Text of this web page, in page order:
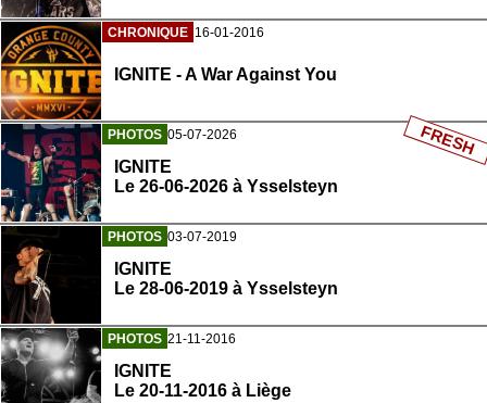
CHRONIQUE 16-01-2016
IGNITE - A War Against You
PHOTOS 05-07-2026
IGNITE
Le 26-06-2026 à Ysselsteyn
FRESH
PHOTOS 03-07-2019
IGNITE
Le 28-06-2019 à Ysselsteyn
PHOTOS 21-11-2016
IGNITE
Le 20-11-2016 à Liège